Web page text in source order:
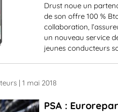
Drust noue un
de son offre 100 %
collaboration,
un nouveau service
jeunes conducteurs
| 1 mai 2018
PSA :